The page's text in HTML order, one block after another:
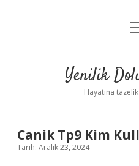
Yasal
Yenilik
Hayatına
Canik Tp9 Kim
Tarih: Aralık 23, 2024